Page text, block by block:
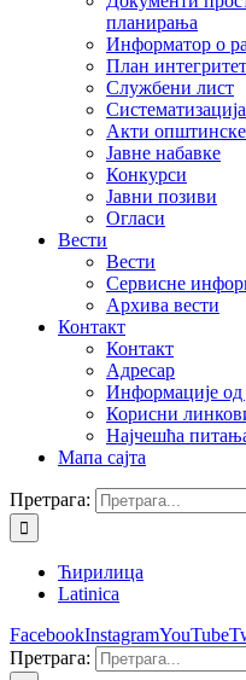
планирања
Информатор о
План
Службени лист
Акти
Јавне набавке
Конкурси
Јавни позиви
Огласи
Вести
Вести
Сервисне
Архива вести
Контакт
Контакт
Адресар
Информације од
Корисни
Најчешћа
Мапа сајта
Претрага:
Ћирилица
Latinica
FacebookInstagramYouTube
Претрага: